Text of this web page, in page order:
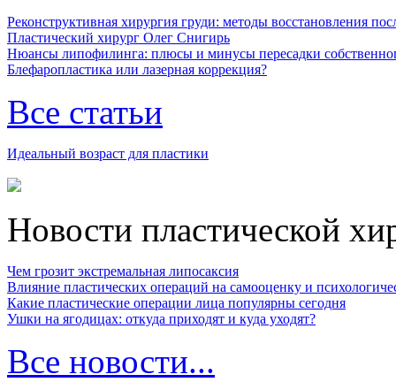
Реконструктивная хирургия груди: методы восстановления
Пластический хирург Олег Снигирь
Нюансы липофилинга: плюсы и минусы пересадки
Блефаропластика или лазерная коррекция?
Все статьи
Идеальный возраст для пластики
Новости пластической
Чем грозит экстремальная липосаксия
Влияние пластических операций на самооценку и
Какие пластические операции лица популярны сегодня
Ушки на ягодицах: откуда приходят и куда уходят?
Все новости...